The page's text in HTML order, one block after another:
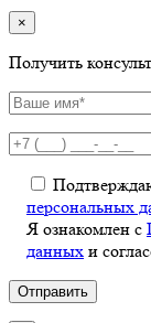
×
Получить
персональных
Я ознакомлен с
данных и